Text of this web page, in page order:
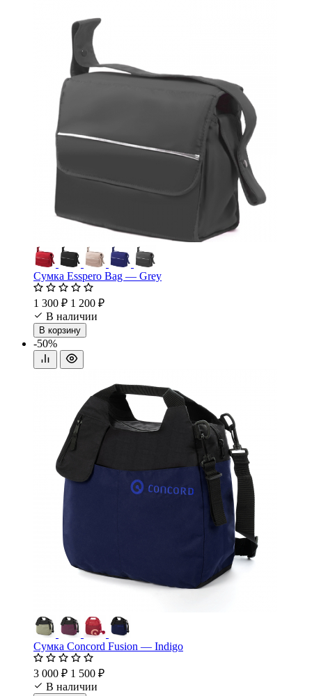
Сумка Esspero Bag — Grey
1 300 ₽ 1 200 ₽
В наличии
В корзину
-50%
Сумка Concord Fusion — Indigo
3 000 ₽ 1 500 ₽
В наличии